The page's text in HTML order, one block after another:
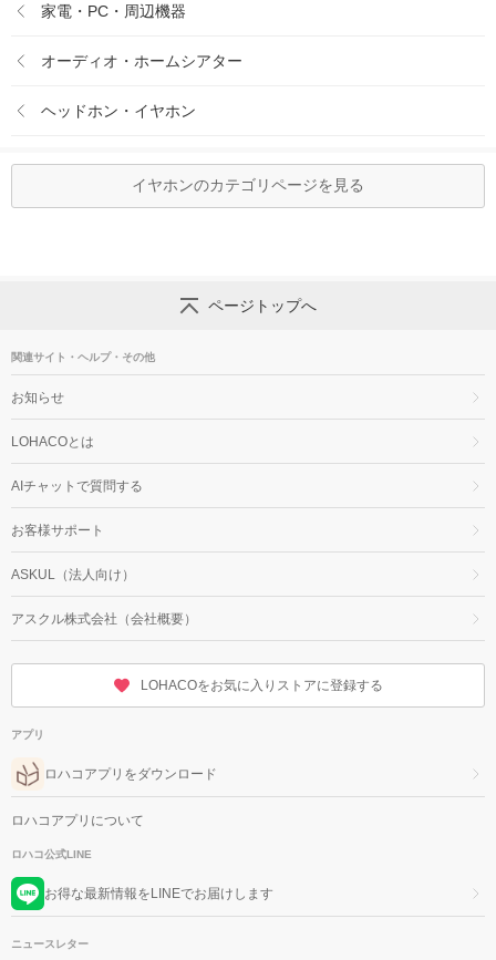
家電・PC・周辺機器
オーディオ・ホームシアター
ヘッドホン・イヤホン
イヤホンのカテゴリページを見る
ページトップへ
関連サイト・ヘルプ・その他
お知らせ
LOHACOとは
AIチャットで質問する
お客様サポート
ASKUL（法人向け）
アスクル株式会社（会社概要）
LOHACOをお気に入りストアに登録する
アプリ
ロハコアプリをダウンロード
ロハコアプリについて
ロハコ公式LINE
お得な最新情報をLINEでお届けします
ニュースレター